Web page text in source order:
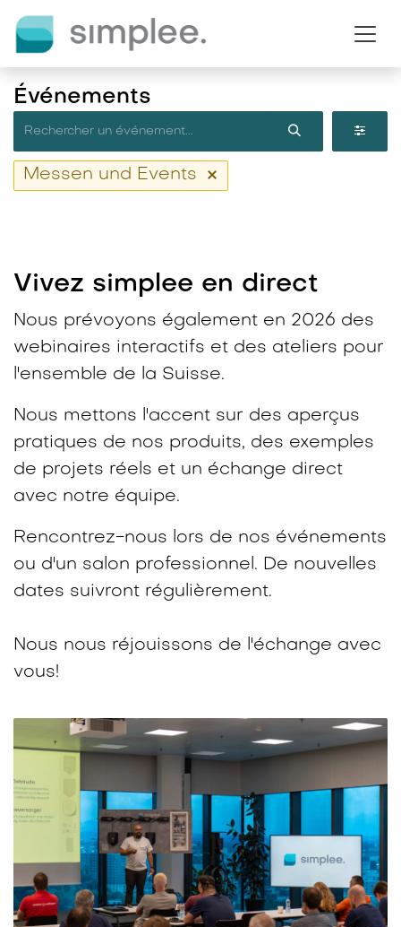
Événements
Messen und Events
Vivez simplee en direct​
Nous prévoyons également en 2026 des
webinaires interactifs et des ateliers pour
l'ensemble de la Suisse.
Nous mettons l'accent sur des aperçus
pratiques de nos produits, des exemples
de projets réels et un échange direct
avec notre équipe.​
Rencontrez-nous lors de nos événements
ou d'un salon professionnel. De nouvelles
dates suivront régulièrement.
Nous nous réjouissons de l'échange avec
vous!